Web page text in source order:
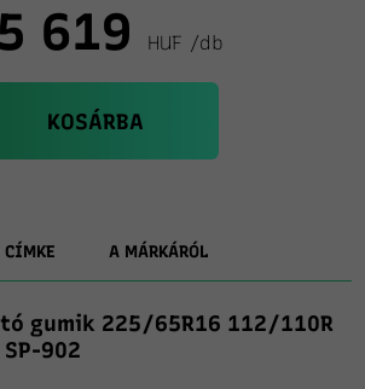
619 HUF /db
KOSÁRBA
CÍMKE A MÁRKÁRÓL
gumik 225/65R16 112/110R
902